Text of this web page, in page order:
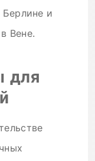
Берлине и
Вене.
для